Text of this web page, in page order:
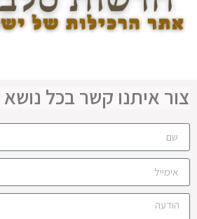
צור איתנו קשר בכל נושא